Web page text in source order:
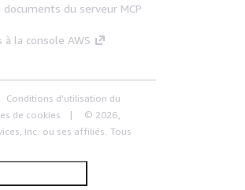
du serveur MCP
la console AWS
Conditions d'utilisation du
de cookies
© 2026,
Inc. ou ses affiliés. Tous